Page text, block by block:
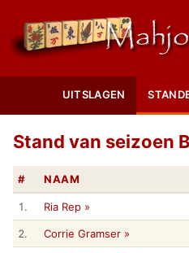
UITSLAGEN
Stand van seizoen
# NAAM
1. Ria Rep »
2. Corrie Gramser »